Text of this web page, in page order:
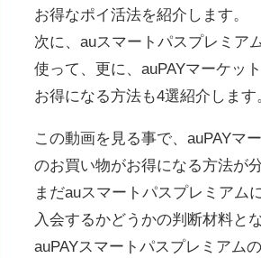
お得なポイ活法を紹介します。
次に、auスマートパスプレミア
使って、更に、auPAYマーケッ
お得になる方法も4選紹介します
この動画を見る事で、auPAYマ
のお買い物がお得になる方法が
まだauスマートパスプレミアム
入会するかどうかの判断材料と
auPAYスマートパスプレミアム